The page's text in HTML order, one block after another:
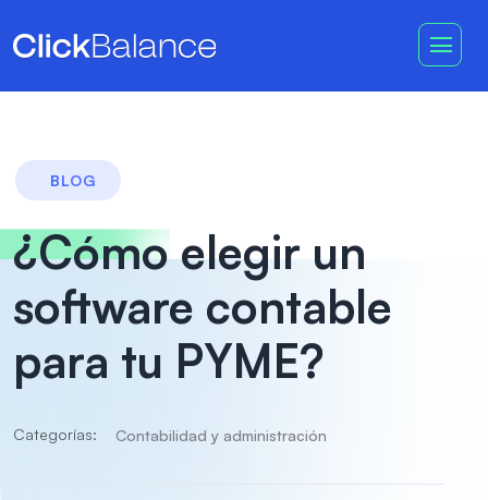
BLOG
¿Cómo elegir un
software contable
para tu PYME?
Categorías: Contabilidad y administración